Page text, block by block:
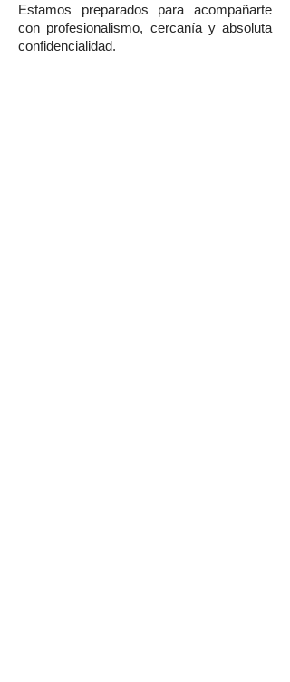
Estamos preparados para acompañarte
con profesionalismo, cercanía y absoluta
confidencialidad.